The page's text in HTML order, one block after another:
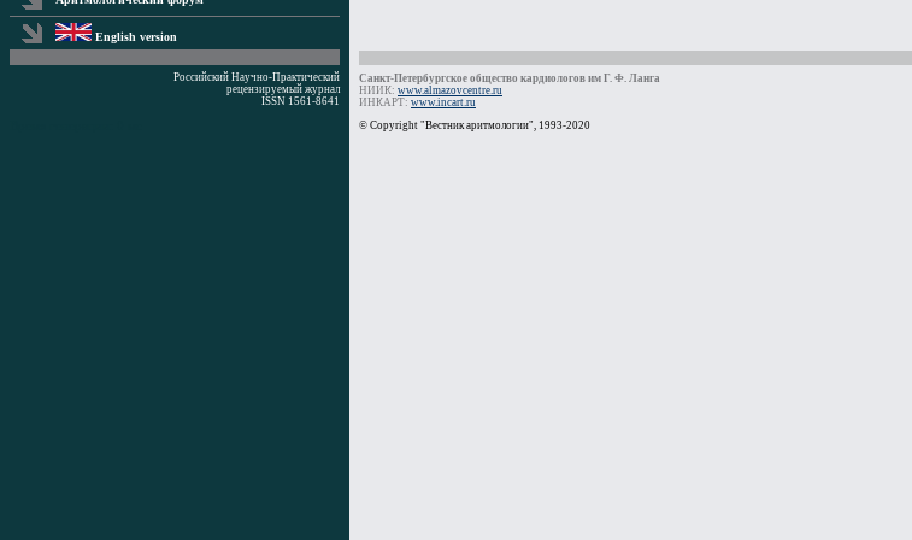
English version
Российский Научно-Практический
рецензируемый журнал
ISSN 1561-8641
Санкт-Петербургское общество кардиологов им Г. Ф. Ланга
НИИК: www.almazovcentre.ru
ИНКАРТ: www.incart.ru
© Copyright "Вестник аритмологии", 1993-2020